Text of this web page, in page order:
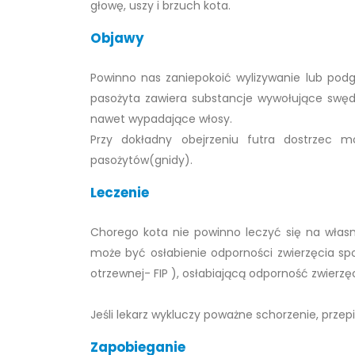
głowę, uszy i brzuch kota.
Objawy
Powinno nas zaniepokoić wylizywanie lub
pasożyta zawiera substancje wywołujące
nawet wypadające włosy.
Przy dokładny obejrzeniu futra dostrzec
pasożytów(gnidy).
Leczenie
Chorego kota nie powinno leczyć się na
może być osłabienie odporności zwierzęcia
otrzewnej- FIP ), osłabiającą odporność
Jeśli lekarz wykluczy poważne schorzenie,
Zapobieganie